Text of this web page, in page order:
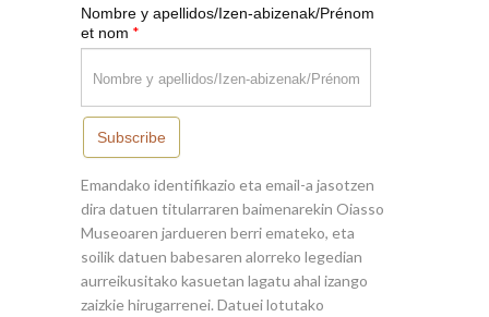
Nombre y apellidos/Izen-abizenak/Prénom
et nom *
Subscribe
Emandako identifikazio eta email-a jasotzen
dira datuen titularraren baimenarekin Oiasso
Museoaren jardueren berri emateko, eta
soilik datuen babesaren alorreko legedian
aurreikusitako kasuetan lagatu ahal izango
zaizkie hirugarrenei. Datuei lotutako